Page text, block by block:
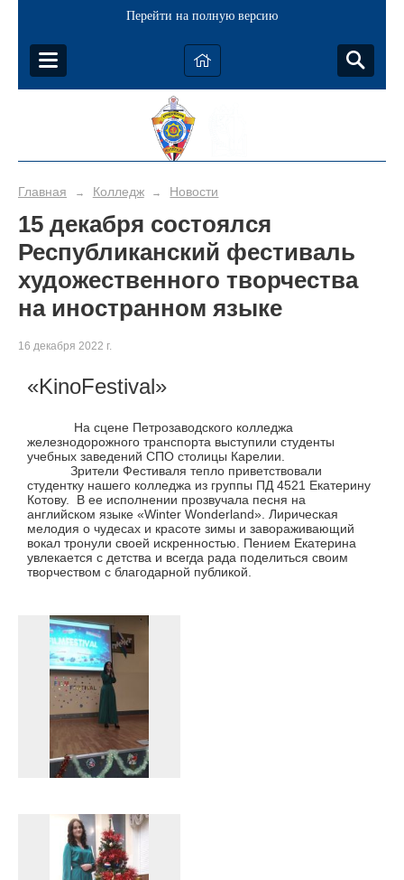
Перейти на полную версию
Главная → Колледж → Новости
15 декабря состоялся
Республиканский фестиваль
художественного творчества
на иностранном языке
16 декабря 2022 г.
«KinoFestival»
На сцене Петрозаводского колледжа
железнодорожного транспорта выступили студенты
учебных заведений СПО столицы Карелии.
Зрители Фестиваля тепло приветствовали
студентку нашего колледжа из группы ПД 4521 Екатерину
Котову. В ее исполнении прозвучала песня на
английском языке «Winter Wonderland». Лирическая
мелодия о чудесах и красоте зимы и завораживающий
вокал тронули своей искренностью. Пением Екатерина
увлекается с детства и всегда рада поделиться своим
творчеством с благодарной публикой.